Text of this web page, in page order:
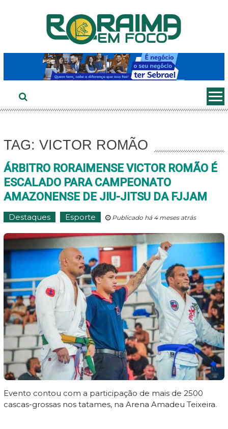
TAG: VICTOR ROMÃO
ÁRBITRO RORAIMENSE VICTOR ROMÃO É
ESCALADO PARA CAMPEONATO
AMAZONENSE DE JIU-JITSU DA FJJAM
Destaques Esporte Publicado há 4 meses atrás
Evento contou com a participação de mais de 2500
cascas-grossas nos tatames, na Arena Amadeu Teixeira.